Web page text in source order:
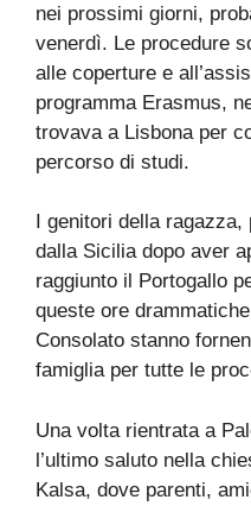
nei prossimi giorni,
venerdì. Le procedure
alle coperture e
programma Erasmus,
trovava a Lisbona per
percorso di studi.
I genitori della
dalla Sicilia dopo aver
raggiunto il Portogallo
queste ore
Consolato stanno
famiglia per tutte le
Una volta rientrata a
l’ultimo saluto nella
Kalsa, dove parenti,